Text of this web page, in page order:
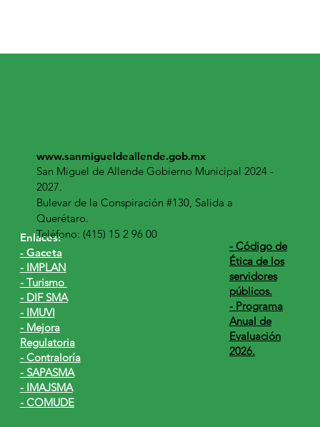
Enlaces:
- Gaceta
- IMPLAN
- Turismo
- DIF SMA
- IMUVI
- Mejora
Regulatoria
- Contraloría
- SAPASMA
- IMAJSMA
- COMUDE
www.sanmigueldeallende.gob.mx
San Miguel de Allende Gobierno Municipal 2024 -
2027.
Bulevar de la Conspiración #130, Salida a
Querétaro.
Teléfono: (415) 15 2 96 00
​- Código de
Ética de los
servidores
públicos.
- Programa
Anual de
Evaluación
2026.